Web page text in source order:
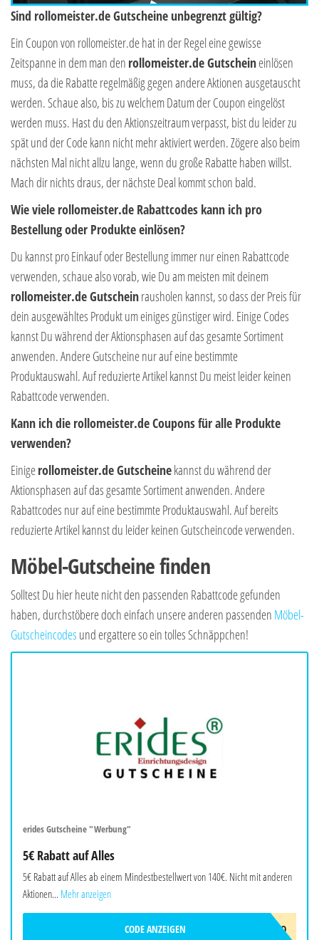
Sind rollomeister.de Gutscheine unbegrenzt gültig?
Ein Coupon von rollomeister.de hat in der Regel eine gewisse
Zeitspanne in dem man den rollomeister.de Gutscheineinlösen
muss, da die Rabatte regelmäßig gegen andere Aktionen ausgetauscht
werden. Schaue also, bis zu welchem Datum der Coupon eingelöst
werden muss. Hast du den Aktionszeitraum verpasst, bist du leider zu
spät und der Code kann nicht mehr aktiviert werden. Zögere also beim
nächsten Mal nicht allzu lange, wenn du große Rabatte haben willst.
Mach dir nichts draus, der nächste Deal kommt schon bald.
Wie viele rollomeister.de Rabattcodes kann ich pro
Bestellung oder Produkte einlösen?
Du kannst pro Einkauf oder Bestellung immer nur einen Rabattcode
verwenden, schaue also vorab, wie Du am meisten mit deinem
rollomeister.de Gutscheinrausholen kannst, so dass der Preis für
dein ausgewähltes Produkt um einiges günstiger wird. Einige Codes
kannst Du während der Aktionsphasen auf das gesamte Sortiment
anwenden. Andere Gutscheine nur auf eine bestimmte
Produktauswahl. Auf reduzierte Artikel kannst Du meist leider keinen
Rabattcode verwenden.
Kann ich die rollomeister.de Coupons für alle Produkte
verwenden?
Einigerollomeister.de Gutscheinekannst du während der
Aktionsphasen auf das gesamte Sortiment anwenden. Andere
Rabattcodes nur auf eine bestimmte Produktauswahl. Auf bereits
reduzierte Artikel kannst du leider keinen Gutscheincode verwenden.
Möbel-Gutscheine finden
Solltest Du hier heute nicht den passenden Rabattcode gefunden
haben, durchstöbere doch einfach unsere anderen passenden Möbel-
Gutscheincodes und ergattere so ein tolles Schnäppchen!
erides Gutscheine "Werbung"
5€ Rabatt auf Alles
5€ Rabatt auf Alles ab einem Mindestbestellwert von 140€. Nicht mit anderen
Aktionen... Mehr anzeigen
ERIDES-5EURO
CODE ANZEIGEN